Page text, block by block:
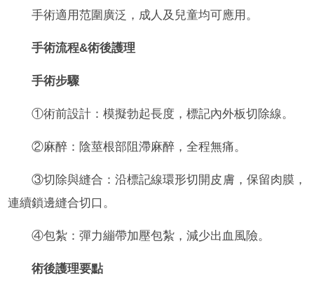
手術適用范圍廣泛，成人及兒童均可應用。
手術流程&術後護理
手術步驟
①術前設計：模擬勃起長度，標記內外板切除線。
②麻醉：陰莖根部阻滯麻醉，全程無痛。
③切除與縫合：沿標記線環形切開皮膚，保留肉膜，
連續鎖邊縫合切口。
④包紮：彈力繃帶加壓包紮，減少出血風險。
術後護理要點